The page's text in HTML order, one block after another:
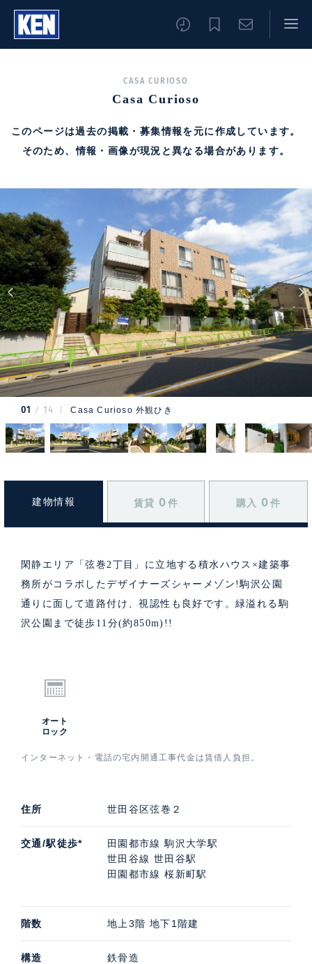
CASA CURIOSO
Casa Curioso
このページは過去の掲載・募集情報を元に作成しています。
そのため、情報・画像が現況と異なる場合があります。
01 14 Casa Curioso 外観ひき
建物情報 賃貸 0 件 購入 0 件
閑静エリア「弦巻2丁目」に立地する積水ハウス×建築事
務所がコラボしたデザイナーズシャーメゾン!駒沢公園
通りに面して道路付け、視認性も良好です。緑溢れる駒
沢公園まで徒歩11分(約850m)!!
オート
ロック
インターネット・電話の宅内開通工事代金は賃借人負担。
住所 世田谷区弦巻２
交通/駅徒歩*
田園都市線 駒沢大学駅
世田谷線 世田谷駅
田園都市線 桜新町駅
階数 地上3階 地下1階建
構造 鉄骨造